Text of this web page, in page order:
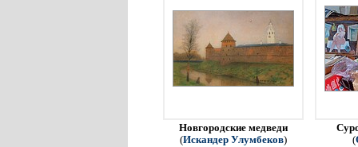
Новгородские медведи
(Искандер Улумбеков)
(